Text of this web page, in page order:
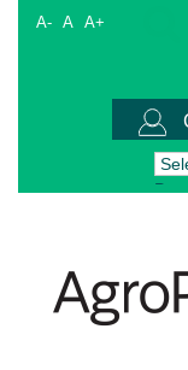
A- A A+